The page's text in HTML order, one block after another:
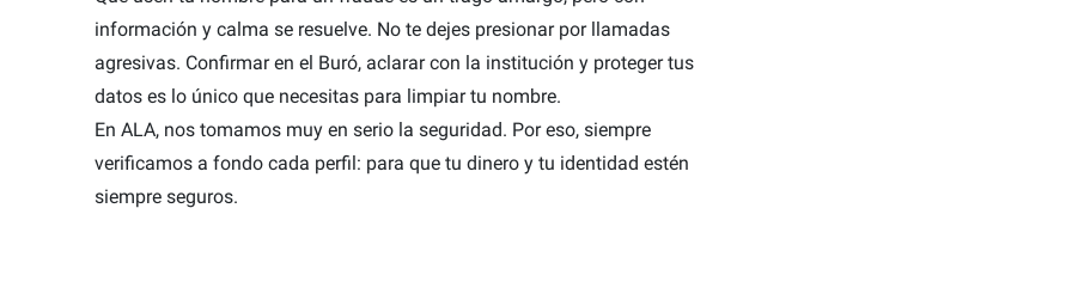
información y calma se resuelve. No te dejes presionar por llamadas
agresivas. Confirmar en el Buró, aclarar con la institución y proteger tus
datos es lo único que necesitas para limpiar tu nombre.
En ALA, nos tomamos muy en serio la seguridad. Por eso, siempre
verificamos a fondo cada perfil: para que tu dinero y tu identidad estén
siempre seguros.